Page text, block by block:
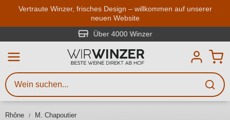
Zum Hauptinhalt springen
Vertraute Winzer, frisches Design – willkommen auf unserer
neuen Website
Über 4000 Winzer
Rhône M. Chapoutier
Weinsuche
Mindestens 3 Zeichen eingeben
Beschreiben Sie, welchen Wein
Sie suchen – ob nach Geschmack,